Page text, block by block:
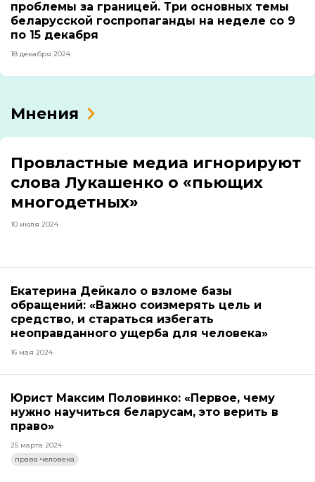
проблемы за границей. Три основных темы
беларусской госпропаганды на неделе со 9
по 15 декабря
18 декабря 2024
Мнения
Провластные медиа игнорируют
слова Лукашенко о «пьющих
многодетных»
10 июля 2024
Екатерина Дейкало о взломе базы
обращений: «Важно соизмерять цель и
средство, и стараться избегать
неоправданного ущерба для человека»
16 мая 2024
Юрист Максим Половинко: «Первое, чему
нужно научиться беларусам, это верить в
право»
25 марта 2024
права человека